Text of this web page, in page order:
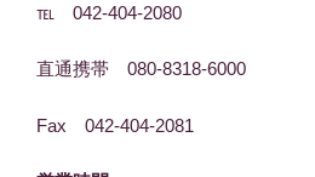
℡ 042-404-2080
直通携帯 080-8318-6000
Fax 042-404-2081